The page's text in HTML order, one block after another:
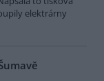
elektrárny